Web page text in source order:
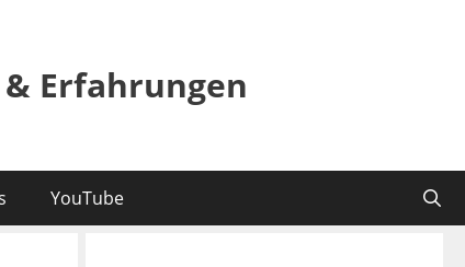
Erfahrungen
YouTube